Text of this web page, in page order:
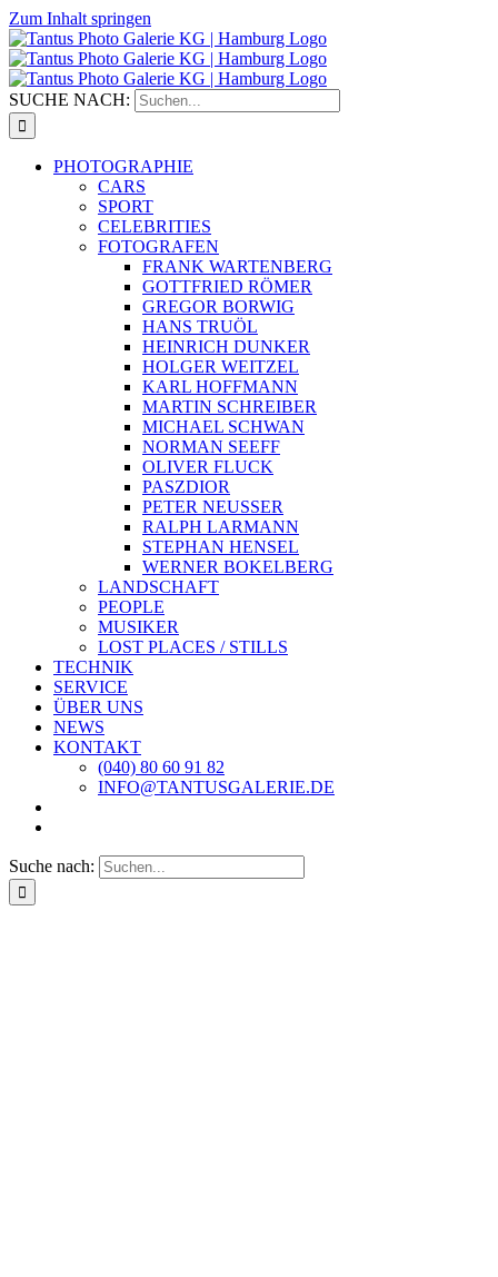
Zum Inhalt springen
SUCHE NACH:
PHOTOGRAPHIE
CARS
SPORT
CELEBRITIES
FOTOGRAFEN
FRANK WARTENBERG
GOTTFRIED RÖMER
GREGOR BORWIG
HANS TRUÖL
HEINRICH DUNKER
HOLGER WEITZEL
KARL HOFFMANN
MARTIN SCHREIBER
MICHAEL SCHWAN
NORMAN SEEFF
OLIVER FLUCK
PASZDIOR
PETER NEUSSER
RALPH LARMANN
STEPHAN HENSEL
WERNER BOKELBERG
LANDSCHAFT
PEOPLE
MUSIKER
LOST PLACES / STILLS
TECHNIK
SERVICE
ÜBER UNS
NEWS
KONTAKT
(040) 80 60 91 82
INFO@TANTUSGALERIE.DE
Suche nach: